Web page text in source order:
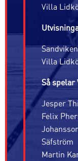
Villa
Villa
Så
Jesper
Felix
Säfström
Martin